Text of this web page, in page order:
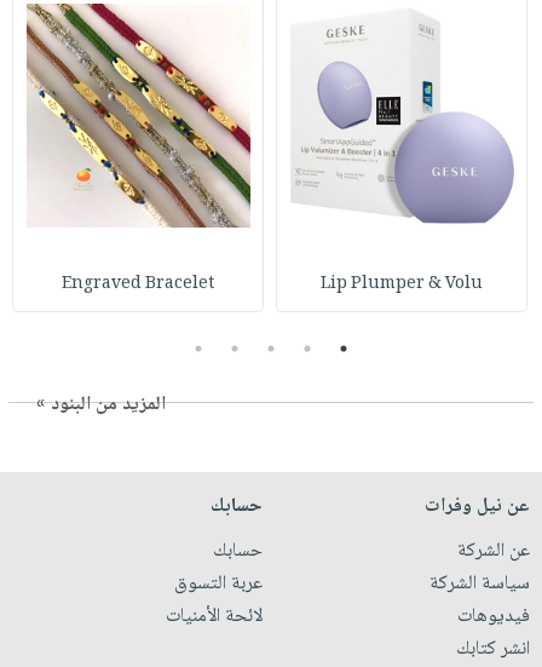
Lip Plumper & Volu
Engraved Bracelet
1
2
3
4
5
المزيد من البنود »
عن نيل وفرات
عن الشركة
سياسة الشركة
فيديوهات
انشر كتابك
حسابك
حسابك
عربة التسوق
لائحة الأمنيات